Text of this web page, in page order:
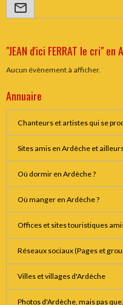
"JEAN d'ici FERRAT le cri"
Aucun évènement à afficher.
Annuaire
Chanteurs et artistes qui se
Sites amis en Ardèche et
Où dormir en Ardèche ?
Où manger en Ardèche ?
Offices et sites touristiques
Réseaux sociaux (Pages et
Villes et villages d'Ardèche
Photos d'Ardèche, mais pas